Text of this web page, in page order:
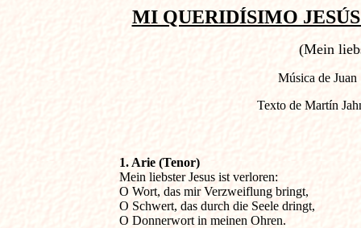
MI QUERIDÍSIMO
(Mein
Música de
Texto de Martín
1. Arie (Tenor)
Mein liebster Jesus ist verloren:
O Wort, das mir Verzweiflung bringt,
O Schwert, das durch die Seele dringt,
O Donnerwort in meinen Ohren.